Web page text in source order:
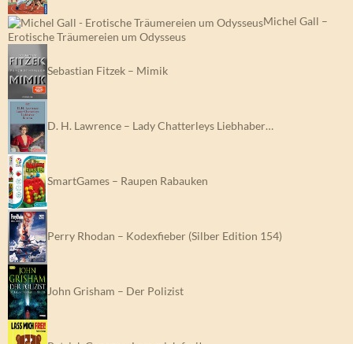
Michel Gall –
Erotische Träumereien um Odysseus
Sebastian Fitzek – Mimik
D. H. Lawrence – Lady Chatterleys Liebhaber…
SmartGames – Raupen Rabauken
Perry Rhodan – Kodexfieber (Silber Edition 154)
John Grisham – Der Polizist